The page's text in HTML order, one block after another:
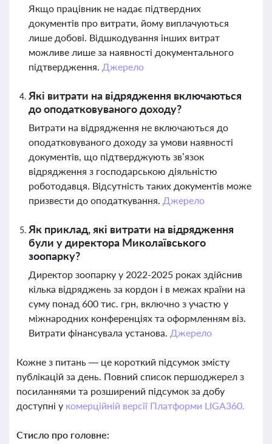
Якщо працівник не надає підтвердних
документів про витрати, йому виплачуються
лише добові. Відшкодування інших витрат
можливе лише за наявності документального
підтвердження. Джерело
Які витрати на відрядження включаються
до оподатковуваного доходу?
Витрати на відрядження не включаються до
оподатковуваного доходу за умови наявності
документів, що підтверджують зв’язок
відрядження з господарською діяльністю
роботодавця. Відсутність таких документів може
призвести до оподаткування. Джерело
Як приклад, які витрати на відрядження
були у директора Миколаївського
зоопарку?
Директор зоопарку у 2022-2025 роках здійснив
кілька відряджень за кордон і в межах країни на
суму понад 600 тис. грн, включно з участю у
міжнародних конференціях та оформленням віз.
Витрати фінансувала установа. Джерело
Кожне з питань — це короткий підсумок змісту
публікацій за день. Повний список першоджерел з
посиланнями та розширений підсумок за добу
доступні у комерційній версії Платформи LIGA360.
Стисло про головне: